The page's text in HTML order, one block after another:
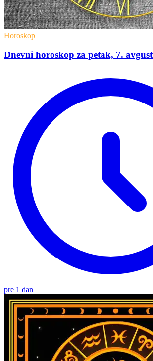
Horoskop
Dnevni horoskop za petak, 7. avgust
pre 1 dan